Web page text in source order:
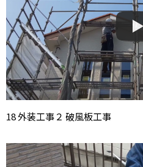
18 外装工事２ 破風板工事